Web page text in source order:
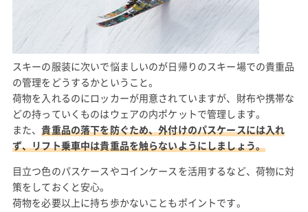
スキーの服装に次いで悩ましいのが日帰りのスキー場での貴重品
の管理をどうするかということ。
荷物を入れるのにロッカーが用意されていますが、財布や携帯な
どの持っていくものはウェアの内ポケットで管理します。
また、貴重品の落下を防ぐため、外付けのパスケースには入れ
ず、リフト乗車中は貴重品を触らないようにしましょう。
目立つ色のパスケースやコインケースを活用するなど、荷物に対
策をしておくと安心。
荷物を必要以上に持ち歩かないこともポイントです。